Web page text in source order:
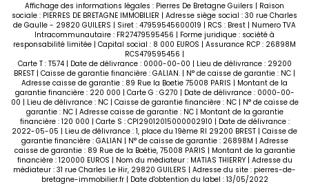
Affichage des informations légales : Pierres De Bretagne Guilers | Raison
sociale : PIERRES DE BRETAGNE IMMOBILIER | Adresse siège social : 30 rue Charles
de Gaulle - 29820 GUILERS | Siret : 47959545600019 | RCS : Brest | Numero TVA
Intracommunautaire : FR27479595456 | Forme juridique : société à
responsabilité limitée | Capital social : 8 000 EUROS | Assurance RCP : 26898M
RCS479595456 |
Carte T : T574 | Date de délivrance : 0000-00-00 | Lieu de délivrance : 29200
BREST | Caisse de garantie financière : GALIAN. | N° de caisse de garantie : NC |
Adresse caisse de garantie : 89 Rue la Boetie 75008 PARIS | Montant de la
garantie financière : 220 000 | Carte G : G270 | Date de délivrance : 0000-00-
00 | Lieu de délivrance : NC | Caisse de garantie financière : NC | N° de caisse de
garantie : NC | Adresse caisse de garantie : NC | Montant de la garantie
financière : 120 000 | Carte S : CPI29012015000002910 | Date de délivrance :
2022-05-05 | Lieu de délivrance : 1, place du 19ème RI 29200 BREST | Caisse de
garantie financière : GALIAN | N° de caisse de garantie : 26898M | Adresse
caisse de garantie : 89 Rue de la Boétie, 75008 PARIS | Montant de la garantie
financière : 120000 EUROS | Nom du médiateur : MATIAS THIERRY | Adresse du
médiateur : 31 rue Charles Le Hir, 29820 GUILERS | Adresse du site : pierres-de-
bretagne-immobilier.fr| Date d'obtention du label : 13/05/2022